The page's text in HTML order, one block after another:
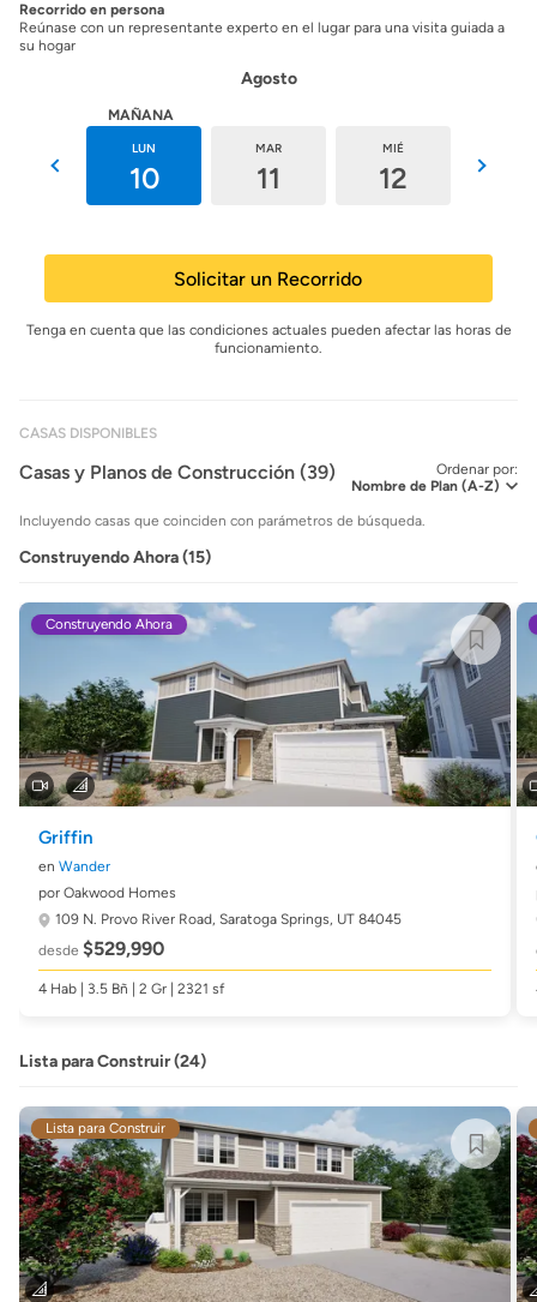
Recorrido en persona
Reúnase con un representante experto en el lugar para una visita guiada a
su hogar
Agosto
MAÑANA
LUN
10
MAR
11
MIÉ
12
Solicitar un Recorrido
Tenga en cuenta que las condiciones actuales pueden afectar las horas de
funcionamiento.
CASAS DISPONIBLES
Ordenar por:
Casas y Planos de Construcción (39)
Incluyendo casas que coinciden con parámetros de búsqueda.
Construyendo Ahora (15)
Construyendo Ahora
Griffin
en Wander
por Oakwood Homes
109 N. Provo River Road, Saratoga Springs, UT 84045
desde $529,990
4 Hab | 3.5 Bñ | 2 Gr | 2321 sf
Lista para Construir (24)
Lista para Construir